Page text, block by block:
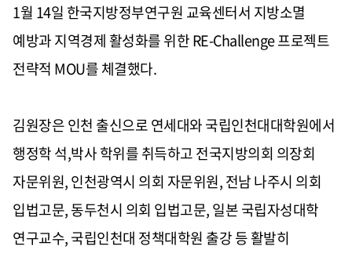
1월 14일 한국지방정부연구원 교육센터서 지방소멸
예방과 지역경제 활성화를 위한 RE-Challenge 프로젝트
전략적 MOU를 체결했다.
김원장은 인천 출신으로 연세대와 국립인천대대학원에서
행정학 석,박사 학위를 취득하고 전국지방의회 의장회
자문위원, 인천광역시 의회 자문위원, 전남 나주시 의회
입법고문, 동두천시 의회 입법고문, 일본 국립자성대학
연구교수, 국립인천대 정책대학원 출강 등 활발히